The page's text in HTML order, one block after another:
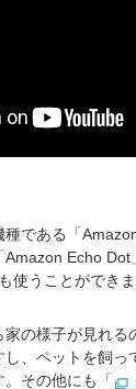
である「
Echo Dot
使うことができま
の様子が見れる
し、ペットを飼っ
その他にも「